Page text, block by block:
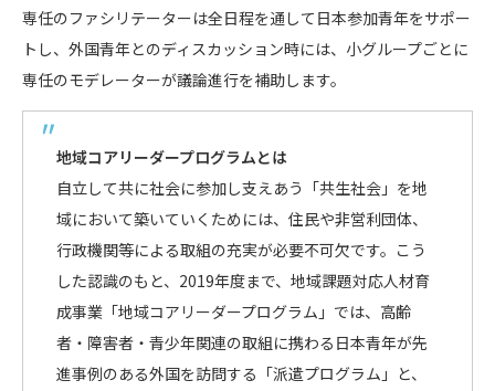
専任のファシリテーターは全日程を通して日本参加青年をサポー
トし、外国青年とのディスカッション時には、小グループごとに
専任のモデレーターが議論進行を補助します。
地域コアリーダープログラムとは
自立して共に社会に参加し支えあう「共生社会」を地
域において築いていくためには、住民や非営利団体、
行政機関等による取組の充実が必要不可欠です。こう
した認識のもと、2019年度まで、地域課題対応人材育
成事業「地域コアリーダープログラム」では、高齢
者・障害者・青少年関連の取組に携わる日本青年が先
進事例のある外国を訪問する「派遣プログラム」と、